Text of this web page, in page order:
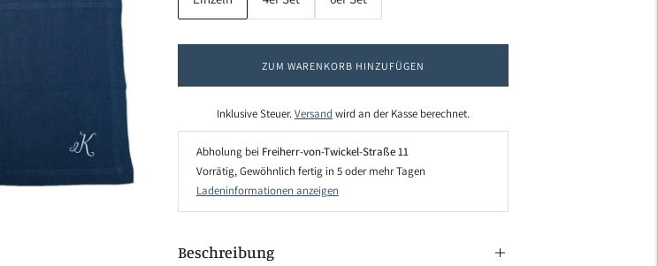
ZUM WARENKORB HINZUFÜGEN
Inklusive Steuer.Versand wird an der Kasse berechnet.
Abholung bei Freiherr-von-Twickel-Straße 11
Vorrätig, Gewöhnlich fertig in 5 oder mehr Tagen
Ladeninformationen anzeigen
Beschreibung